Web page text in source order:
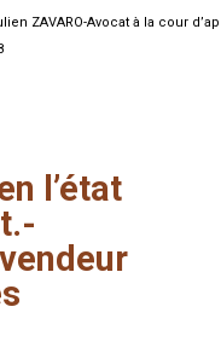
ZAVARO-Avocat à la cour
l’état
vendeur